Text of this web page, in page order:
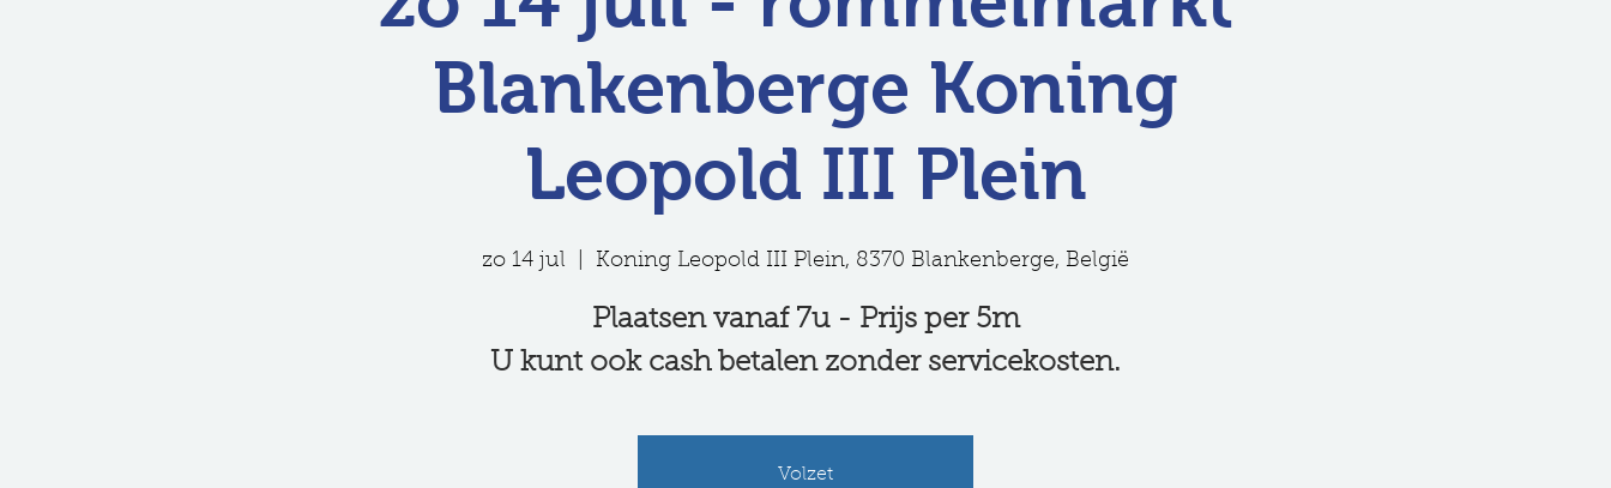
Blankenberge Koning
Leopold III Plein
zo 14 jul Koning Leopold III Plein, 8370 Blankenberge, België
Plaatsen vanaf 7u - Prijs per 5m
U kunt ook cash betalen zonder servicekosten.
Volzet